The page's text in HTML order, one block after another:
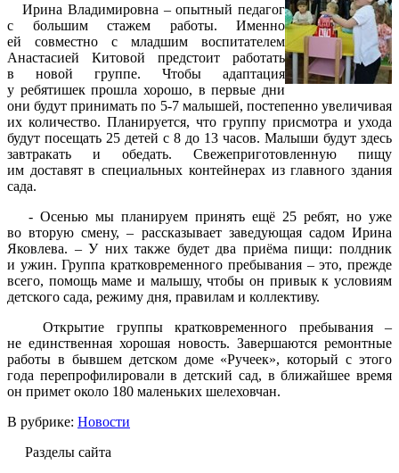
Ирина Владимировна – опытный педагог
с большим стажем работы. Именно
ей совместно с младшим воспитателем
Анастасией Китовой предстоит работать
в новой группе. Чтобы адаптация
у ребятишек прошла хорошо, в первые дни
они будут принимать по 5-7 малышей, постепенно увеличивая
их количество. Планируется, что группу присмотра и ухода
будут посещать 25 детей с 8 до 13 часов. Малыши будут здесь
завтракать и обедать. Свежеприготовленную пищу
им доставят в специальных контейнерах из главного здания
сада.
- Осенью мы планируем принять ещё 25 ребят, но уже
во вторую смену, – рассказывает заведующая садом Ирина
Яковлева. – У них также будет два приёма пищи: полдник
и ужин. Группа кратковременного пребывания – это, прежде
всего, помощь маме и малышу, чтобы он привык к условиям
детского сада, режиму дня, правилам и коллективу.
Открытие группы кратковременного пребывания –
не единственная хорошая новость. Завершаются ремонтные
работы в бывшем детском доме «Ручеек», который с этого
года перепрофилировали в детский сад, в ближайшее время
он примет около 180 маленьких шелеховчан.
В рубрике: Новости
Разделы сайта